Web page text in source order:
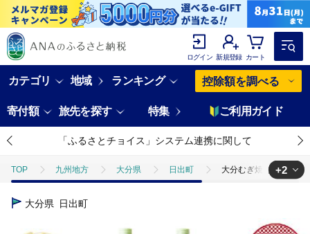
ログイン 新規登録 カート
カテゴリ 地域 ランキング 控除額を調べる
寄付額 旅先を探す 特集 ご利用ガイド
「ふるさとチョイス」システム連携に関して
TOP 九州地方 大分県 日出町 大分むぎ焼酎 二階堂
TOP
大分むぎ焼酎 二階堂25度・麗25度2本セット
+2
大分県 日出町